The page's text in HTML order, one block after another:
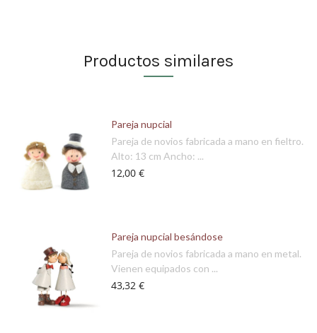
Productos similares
Pareja nupcial
Pareja de novios fabricada a mano en fieltro.
Alto: 13 cm Ancho: ...
12,00 €
Pareja nupcial besándose
Pareja de novios fabricada a mano en metal.
Vienen equipados con ...
43,32 €